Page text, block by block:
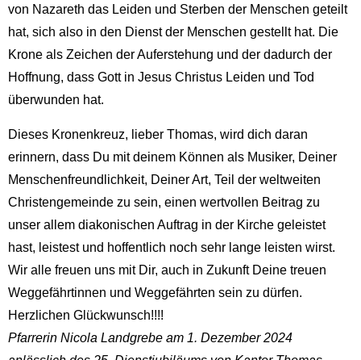
von Nazareth das Leiden und Sterben der Menschen geteilt
hat, sich also in den Dienst der Menschen gestellt hat. Die
Krone als Zeichen der Auferstehung und der dadurch der
Hoffnung, dass Gott in Jesus Christus Leiden und Tod
überwunden hat.
Dieses Kronenkreuz, lieber Thomas, wird dich daran
erinnern, dass Du mit deinem Können als Musiker, Deiner
Menschenfreundlichkeit, Deiner Art, Teil der weltweiten
Christengemeinde zu sein, einen wertvollen Beitrag zu
unser allem diakonischen Auftrag in der Kirche geleistet
hast, leistest und hoffentlich noch sehr lange leisten wirst.
Wir alle freuen uns mit Dir, auch in Zukunft Deine treuen
Weggefährtinnen und Weggefährten sein zu dürfen.
Herzlichen Glückwunsch!!!!
Pfarrerin Nicola Landgrebe am 1. Dezember 2024